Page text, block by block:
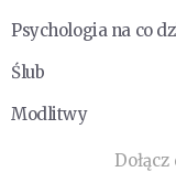
Psychologia na co
Ślub
Modlitwy